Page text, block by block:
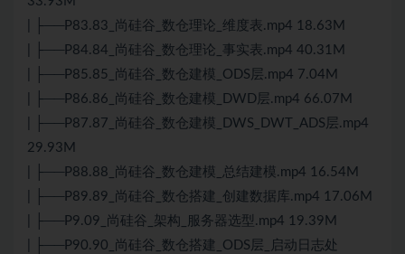
| ├──P83.83_尚硅谷_数仓理论_维度表.mp4 18.63M
| ├──P84.84_尚硅谷_数仓理论_事实表.mp4 40.31M
| ├──P85.85_尚硅谷_数仓建模_ODS层.mp4 7.04M
| ├──P86.86_尚硅谷_数仓建模_DWD层.mp4 66.07M
| ├──P87.87_尚硅谷_数仓建模_DWS_DWT_ADS层.mp4
29.93M
| ├──P88.88_尚硅谷_数仓建模_总结建模.mp4 16.54M
| ├──P89.89_尚硅谷_数仓搭建_创建数据库.mp4 17.06M
| ├──P9.09_尚硅谷_架构_服务器选型.mp4 19.39M
| ├──P90.90_尚硅谷_数仓搭建_ODS层_启动日志处